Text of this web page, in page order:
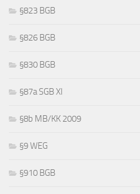
§823 BGB
§826 BGB
§830 BGB
§87a SGB XI
§8b MB/KK 2009
§9 WEG
§910 BGB